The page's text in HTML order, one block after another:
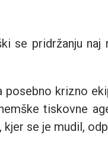
se pridržanju naj
posebno krizno
tiskovne
se je mudil,